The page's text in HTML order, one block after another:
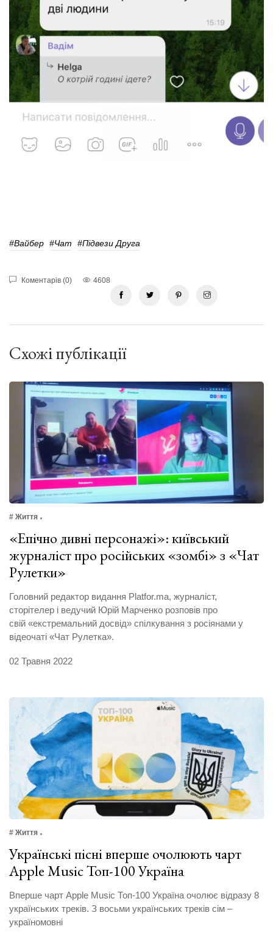
#Вайбер #Чат #Підвези Друга
Коментарів (0) 4608
Схожі публікації
# Життя
«Епічно дивні персонажі»: київський
журналіст про російських «зомбі» з «Чат
Рулетки»
Головний редактор видання Platfor.ma, журналіст,
сторітелер і ведучий Юрій Марченко розповів про
свій «екстремальний досвід» спілкування з росіянами у
відеочаті «Чат Рулетка».
02 Травня 2022
# Життя
Українські пісні вперше очолюють чарт
Apple Music Топ-100 Україна
Вперше чарт Apple Music Топ-100 Україна очолює відразу 8
українських треків. З восьми українських треків сім –
україномовні